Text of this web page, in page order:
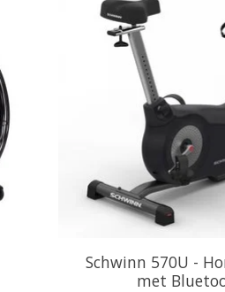
Schwinn 570U -
met